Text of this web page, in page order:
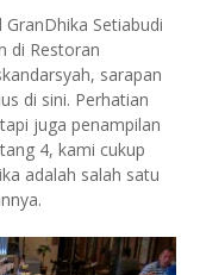
Setiabudi
di Restoran
sarapan
di sini. Perhatian
juga penampilan
4, kami cukup
adalah salah satu